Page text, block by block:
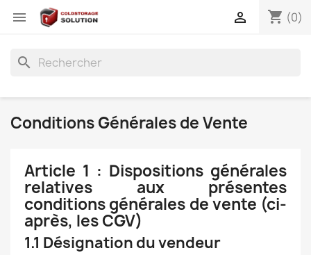
 shopping_cart (0)

search
Conditions Générales de Vente
Article 1 : Dispositions générales
relatives aux présentes
conditions générales de vente (ci-
après, les CGV)
1.1 Désignation du vendeur